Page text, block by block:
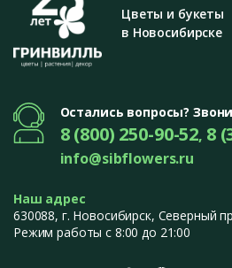
Цветы и букеты
в Новосибирске
Остались вопросы?
8 (800) 250-90-52, 8
info@sibflowers.ru
Наш адрес
630088, г. Новосибирск, Северный
Режим работы с 8:00 до 21:00